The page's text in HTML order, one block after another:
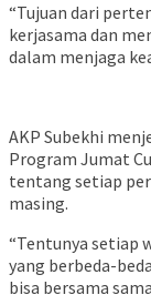
“Tujuan dari
kerjasama dan
dalam menjaga
AKP Subekhi
Program Jumat
tentang setiap
masing.
“Tentunya setiap
yang berbeda-
bisa bersama